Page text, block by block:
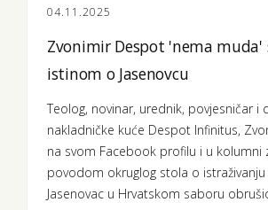
04.11.2025
Zvonimir Despot 'nema muda'
istinom o Jasenovcu
Teolog, novinar, urednik, povjesničar i
nakladničke kuće Despot Infinitus,
na svom Facebook profilu i u kolumni
povodom okruglog stola o
Jasenovac u Hrvatskom saboru